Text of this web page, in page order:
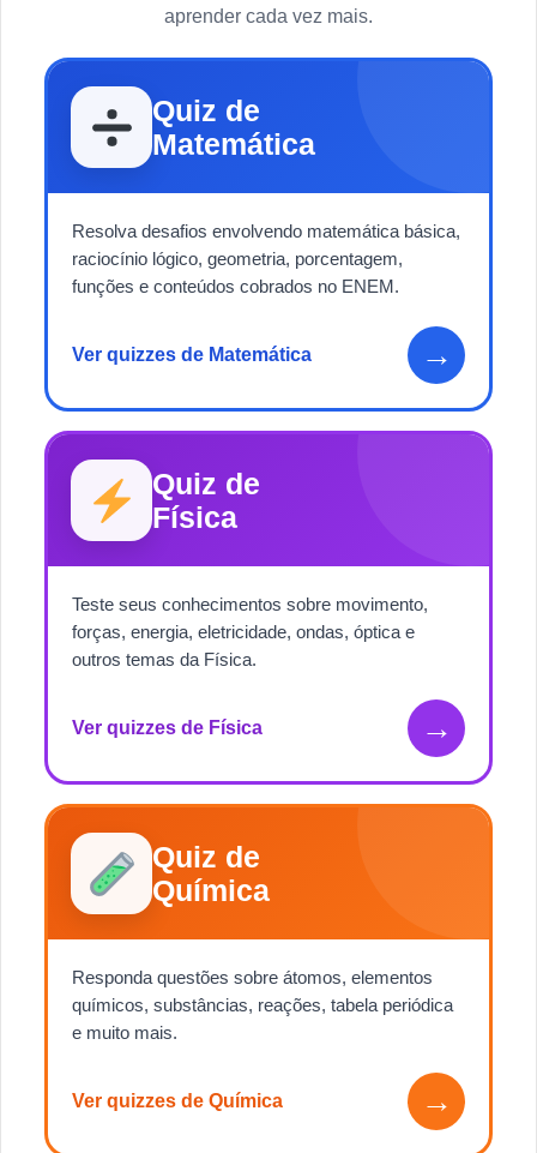
aprender cada vez mais.
Quiz de
Matemática
Resolva desafios envolvendo matemática básica,
raciocínio lógico, geometria, porcentagem,
funções e conteúdos cobrados no ENEM.
Ver quizzes de Matemática →
Quiz de
Física
Teste seus conhecimentos sobre movimento,
forças, energia, eletricidade, ondas, óptica e
outros temas da Física.
Ver quizzes de Física →
Quiz de
Química
Responda questões sobre átomos, elementos
químicos, substâncias, reações, tabela periódica
e muito mais.
Ver quizzes de Química →